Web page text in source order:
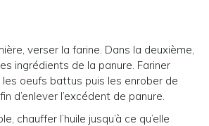
verser la farine. Dans la deuxième,
ingrédients de la panure. Fariner
oeufs battus puis les enrober de
d’enlever l’excédent de panure.
chauffer l’huile jusqu’à ce qu’elle